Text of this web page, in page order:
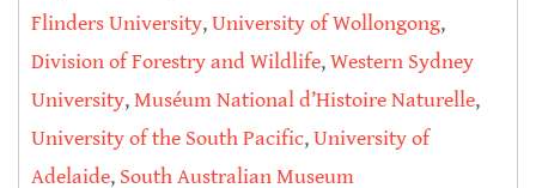
Flinders University,University of Wollongong,
Division of Forestry and Wildlife,Western Sydney
University,Muséum National d’Histoire Naturelle,
University of the South Pacific,University of
Adelaide, South Australian Museum